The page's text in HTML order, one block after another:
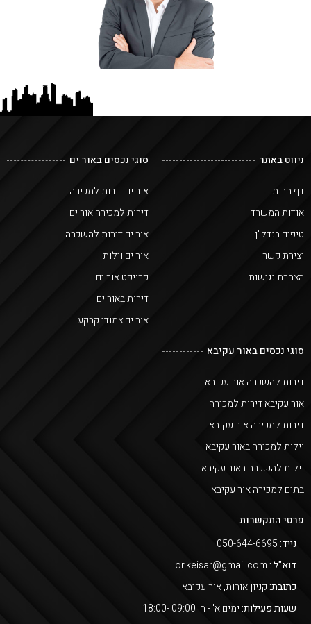
ניווט באתר
דף הבית
אודות המשרד
טיפים בנדל"ן
יצירת קשר
הצהרת נגישות
סוגי נכסים באור ים
אור ים דירות למכירה
דירות למכירה אור ים
אור ים דירות להשכרה
אור ים וילות
פרויקט אור ים
דירות באור ים
אור ים צמודי קרקע
סוגי נכסים באור עקיבא
דירות להשכרה אור עקיבא
אור עקיבא דירות למכירה
דירות למכירה אור עקיבא
וילות למכירה באור עקיבא
וילות להשכרה באור עקיבא
בתים למכירה אור עקיבא
פרטי התקשרות
נייד:
דוא"ל :
כתובת:קניון אורות, אור עקיבא
שעות פעילות:ימים א' - ה' 09:00 -18:00